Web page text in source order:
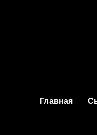
Главная